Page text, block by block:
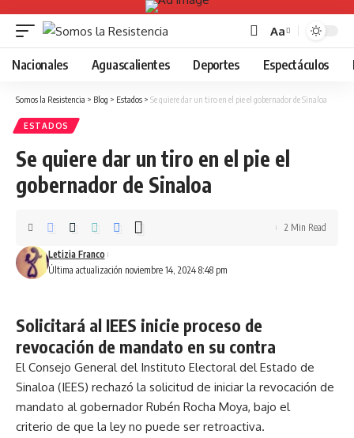
Font
Resizer
Aa
Nacionales Aguascalientes Deportes Espectáculos
Somos la Resistencia > Blog > Estados > Se quiere dar un tiro en el pie el gobernador de Sinaloa
ESTADOS
Se quiere dar un tiro en el pie el
gobernador de Sinaloa
Última actualización noviembre 14, 2024 8:48 pm
Letizia Franco
2 Min Read
Solicitará al IEES inicie proceso de
revocación de mandato en su contra
El Consejo General del Instituto Electoral del Estado de
Sinaloa (IEES) rechazó la solicitud de iniciar la revocación de
mandato al gobernador Rubén Rocha Moya, bajo el
criterio de que la ley no puede ser retroactiva.